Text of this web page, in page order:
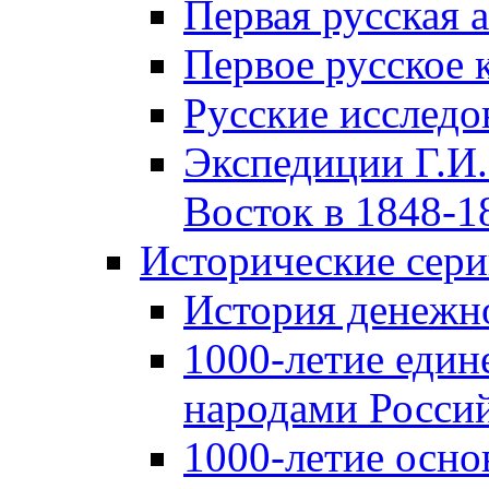
Первая русская
Первое русское
Русские
Экспедиции
Восток в 1848-
Исторические
История
1000-летие
народами
1000-летие